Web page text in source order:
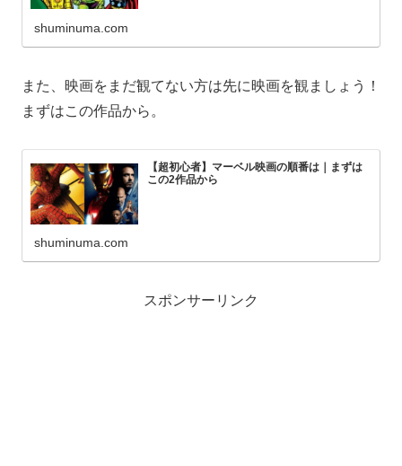
shuminuma.com
また、映画をまだ観てない方は先に映画を観ましょう！
まずはこの作品から。
【超初心者】マーベル映画の順番は｜まずは
この2作品から
shuminuma.com
スポンサーリンク